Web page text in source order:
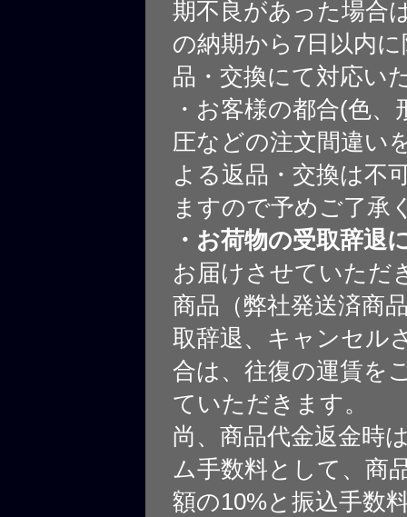
期不良があった場合
の納期から7日以内
品・交換にて対応い
・お客様の都合(色、
圧などの注文間違い
よる返品・交換は不
ますので予めご了承
・お荷物の受取辞退
お届けさせていただ
商品（弊社発送済商
取辞退、キャンセル
合は、往復の運賃を
ていただきます。
尚、商品代金返金時
ム手数料として、商
額の10%と振込手数